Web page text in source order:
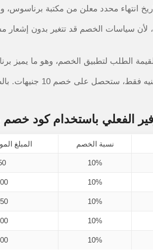
انتهاء محدد معلن من مكتبة
لأن سياسات الخصم قد تتغير بدون
الطلب لتطبيق الخصم، وهو ما يميز
حتى لو كان طلبك
الفعلي باستخدام كود
نسبة الخصم المبلغ
10%
10%
10%
10%
10%